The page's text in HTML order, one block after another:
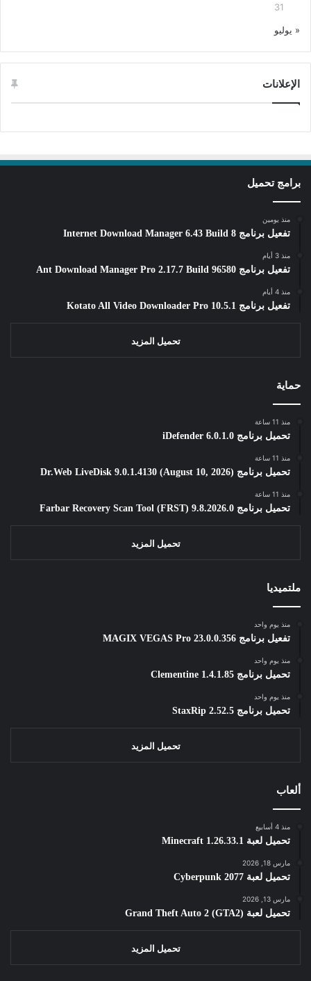
31
« يوليو
الإعلانات
برامج تحميل
منذ يومين
تفعيل برنامج Internet Download Manager 6.43 Build 8
منذ 3 أيام
تفعيل برنامج Ant Download Manager Pro 2.17.7 Build 96580
منذ 4 أيام
تفعيل برنامج Kotato All Video Downloader Pro 10.5.1
تحميل المزيد
حماية
منذ 11 ساعة
تحميل برنامج iDefender 6.0.1.0
منذ 11 ساعة
تحميل برنامج Dr.Web LiveDisk 9.0.1.4130 (August 10, 2026)
منذ 11 ساعة
تحميل برنامج Farbar Recovery Scan Tool (FRST) 9.8.2026.0
تحميل المزيد
ملتميديا
منذ يوم واحد
تفعيل برنامج MAGIX VEGAS Pro 23.0.0.356
منذ يوم واحد
تحميل برنامج Clementine 1.4.1.85
منذ يوم واحد
تحميل برنامج StaxRip 2.52.5
تحميل المزيد
ألعاب
منذ 4 أسابيع
تحميل لعبة Minecraft 1.26.33.1
مارس 18, 2026
تحميل لعبة Cyberpunk 2077
مارس 13, 2026
تحميل لعبة Grand Theft Auto 2 (GTA2)
تحميل المزيد